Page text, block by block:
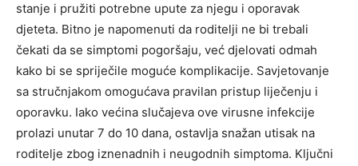
stanje i pružiti potrebne upute za njegu i oporavak
djeteta. Bitno je napomenuti da roditelji ne bi trebali
čekati da se simptomi pogoršaju, već djelovati odmah
kako bi se spriječile moguće komplikacije. Savjetovanje
sa stručnjakom omogućava pravilan pristup liječenju i
oporavku. Iako većina slučajeva ove virusne infekcije
prolazi unutar 7 do 10 dana, ostavlja snažan utisak na
roditelje zbog iznenadnih i neugodnih simptoma. Ključni